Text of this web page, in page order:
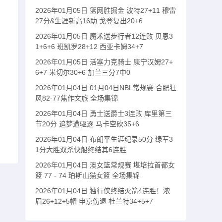
2026年01月05日 篮网胜掘金 波特27+11 穆雷
27分&生涯新高16助 戈登复出20+6
2026年01月05日 魔术送步行者12连败 贝恩3
1+6+6 班凯罗28+12 西亚卡姆34+7
2026年01月05日 活塞力克骑士 康宁汉姆27+
6+7 米切尔30+6 加兰三分7中0
2026年01月04日 01月04日NBL常规赛 合肥狂
风82-77焦作文旅 全场集锦
2026年01月04日 勇士送爵士3连败 库里第三
节20分 追梦遭驱逐 马卡空砍35+6
2026年01月04日 布朗平生涯纪录50分 绿军3
1分大胜双杀快船终结其6连胜
2026年01月04日 澳女篮常规赛 堪培拉首都女
篮 77 - 74 珀斯山猫女篮 全场集锦
2026年01月04日 独行侠终结火箭4连胜！浓
眉26+12+5帽 申京伤退 杜兰特34+5+7